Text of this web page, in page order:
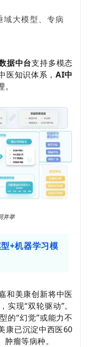
大模型、专病
据中台支持多模态
医知识体系，AI中
并举
+机器学习模
和美康创新将中医
实现“双轮驱动”。
的“幻觉”或能力不
康已沉淀中西医60
瘤等病种。